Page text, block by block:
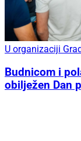
U organizaciji
Budnicom i
obilježen Dan